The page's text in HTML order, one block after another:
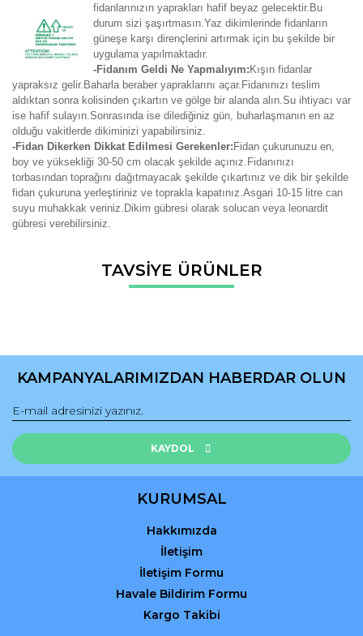
fidanlarınızın yaprakları hafif beyaz gelecektir.Bu
durum sizi şaşırtmasın.Yaz dikimlerinde fidanların
güneşe karşı dirençlerini artırmak için bu şekilde bir
uygulama yapılmaktadır.
-Fidanım Geldi Ne Yapmalıyım: Kışın fidanlar
yapraksız gelir.Baharla beraber yapraklarını açar.Fidanınızı teslim
aldıktan sonra kolisinden çıkartın ve gölge bir alanda alın.Su ihtiyacı var
ise hafif sulayın.Sonrasında ise dilediğiniz gün, buharlaşmanın en az
olduğu vakitlerde dikiminizi yapabilirsiniz.
-Fidan Dikerken Dikkat Edilmesi Gerekenler: Fidan çukurunuzu en,
boy ve yüksekliği 30-50 cm olacak şekilde açınız.Fidanınızı
torbasından toprağını dağıtmayacak şekilde çıkartınız ve dik bir şekilde
fidan çukuruna yerleştiriniz ve toprakla kapatınız.Asgari 10-15 litre can
suyu muhakkak veriniz.Dikim gübresi olarak solucan veya leonardit
gübresi verebilirsiniz.
Bu ürüne ilk yorumu siz yapın!
Bu ürünün fiyat bilgisi, resim, ürün açıklamalarında ve diğer
konularda yetersiz gördüğünüz noktaları öneri formunu
Ürün açıklamasında eksik bilgiler bulunuyor.
Ürün fiyatı diğer sitelerden daha pahalı.
Bu ürüne benzer farklı alternatifler olmalı.
Gönder
TAVSİYE ÜRÜNLER
KAMPANYALARIMIZDAN HABERDAR OLUN
KAYDOL
KURUMSAL
Hakkımızda
İletişim
İletişim Formu
Havale Bildirim Formu
Kargo Takibi